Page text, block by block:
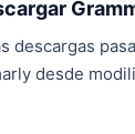
descargas
desde